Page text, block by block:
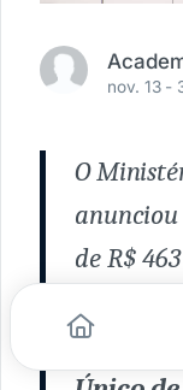
nov. 13 -
O
de R$
atenção